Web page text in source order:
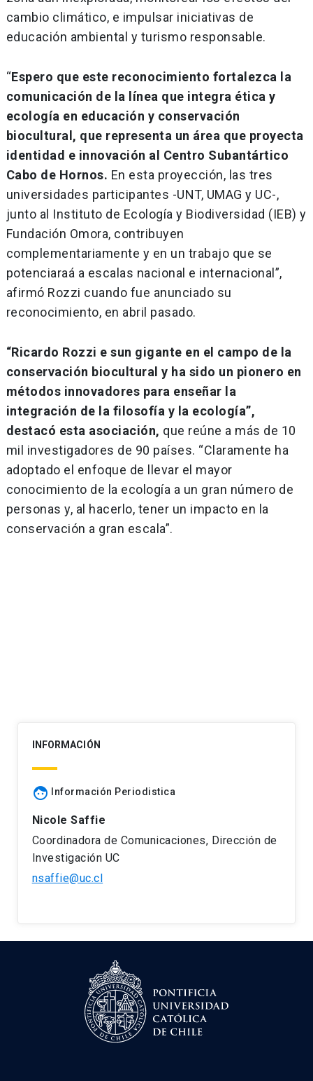
cambio climático, e impulsar iniciativas de
educación ambiental y turismo responsable.
“Espero que este reconocimiento fortalezca la
comunicación de la línea que integra ética y
ecología en educación y conservación
biocultural, que representa un área que proyecta
identidad e innovación al Centro Subantártico
Cabo de Hornos. En esta proyección, las tres
universidades participantes -UNT, UMAG y UC-,
junto al Instituto de Ecología y Biodiversidad (IEB) y
Fundación Omora, contribuyen
complementariamente y en un trabajo que se
potenciaraá a escalas nacional e internacional”,
afirmó Rozzi cuando fue anunciado su
reconocimiento, en abril pasado.
“Ricardo Rozzi e sun gigante en el campo de la
conservación biocultural y ha sido un pionero en
métodos innovadores para enseñar la
integración de la filosofía y la ecología”,
destacó esta asociación, que reúne a más de 10
mil investigadores de 90 países. “Claramente ha
adoptado el enfoque de llevar el mayor
conocimiento de la ecología a un gran número de
personas y, al hacerlo, tener un impacto en la
conservación a gran escala”.
INFORMACIÓN
face Información Periodistica
Nicole Saffie
Coordinadora de Comunicaciones, Dirección de
Investigación UC
nsaffie@uc.cl